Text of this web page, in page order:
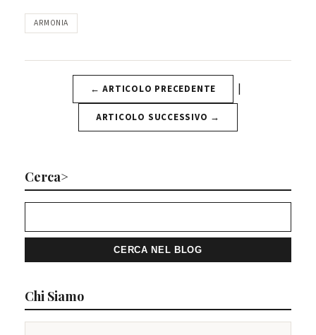
ARMONIA
← ARTICOLO PRECEDENTE |
ARTICOLO SUCCESSIVO →
Cerca>
Chi Siamo